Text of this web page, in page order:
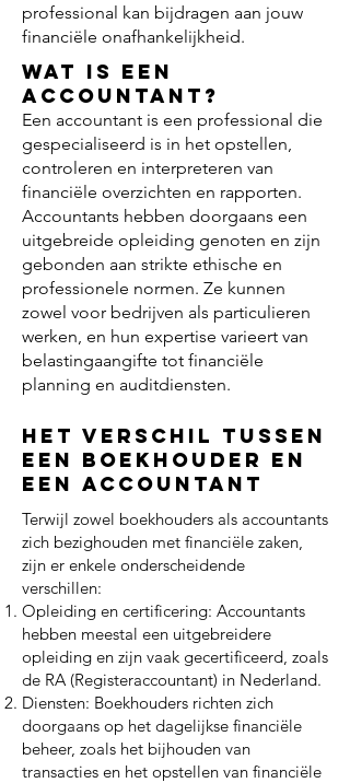
professional kan bijdragen aan jouw
financiële onafhankelijkheid.
Wat is een
accountant?
Een accountant is een professional die
gespecialiseerd is in het opstellen,
controleren en interpreteren van
financiële overzichten en rapporten.
Accountants hebben doorgaans een
uitgebreide opleiding genoten en zijn
gebonden aan strikte ethische en
professionele normen. Ze kunnen
zowel voor bedrijven als particulieren
werken, en hun expertise varieert van
belastingaangifte tot financiële
planning en auditdiensten.
Het verschil tussen
een boekhouder en
een accountant
Terwijl zowel boekhouders als accountants
zich bezighouden met financiële zaken,
zijn er enkele onderscheidende
verschillen:
Opleiding en certificering: Accountants
hebben meestal een uitgebreidere
opleiding en zijn vaak gecertificeerd, zoals
de RA (Registeraccountant) in Nederland.
Diensten: Boekhouders richten zich
doorgaans op het dagelijkse financiële
beheer, zoals het bijhouden van
transacties en het opstellen van financiële